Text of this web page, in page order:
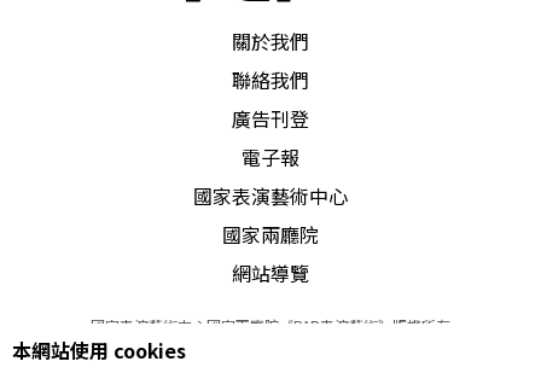
關於我們
聯絡我們
廣告刊登
電子報
國家表演藝術中心
國家兩廳院
網站導覽
國家表演藝術中心國家兩廳院《PAR表演藝術》版權所有
© 2022Performing arts redefined. All Rights Reserved
本網站使用 cookies